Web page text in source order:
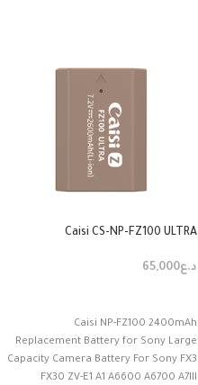
Caisi CS-NP-FZ100 ULTRA
د.ع65,000
Caisi NP-FZ100 2400mAh
Replacement Battery for Sony Large
Capacity Camera Battery For Sony FX3
FX30 ZV-E1 A1 A6600 A6700 A7III